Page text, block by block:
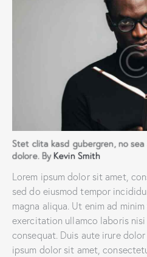
Stet clita kasd gubergren, no
dolore. ByKevin Smith
Lorem ipsum dolor sit amet,
sed do eiusmod tempor
magna aliqua. Ut enim ad
exercitation ullamco laboris
consequat. Duis aute irure
ipsum dolor sit amet,